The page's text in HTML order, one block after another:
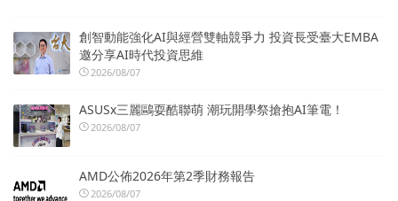
創智動能強化AI與經營雙軸競爭力 投資長受臺大EMBA
邀分享AI時代投資思維
2026/08/07
ASUSx三麗鷗耍酷聯萌 潮玩開學祭搶抱AI筆電！
2026/08/07
AMD公佈2026年第2季財務報告
2026/08/07